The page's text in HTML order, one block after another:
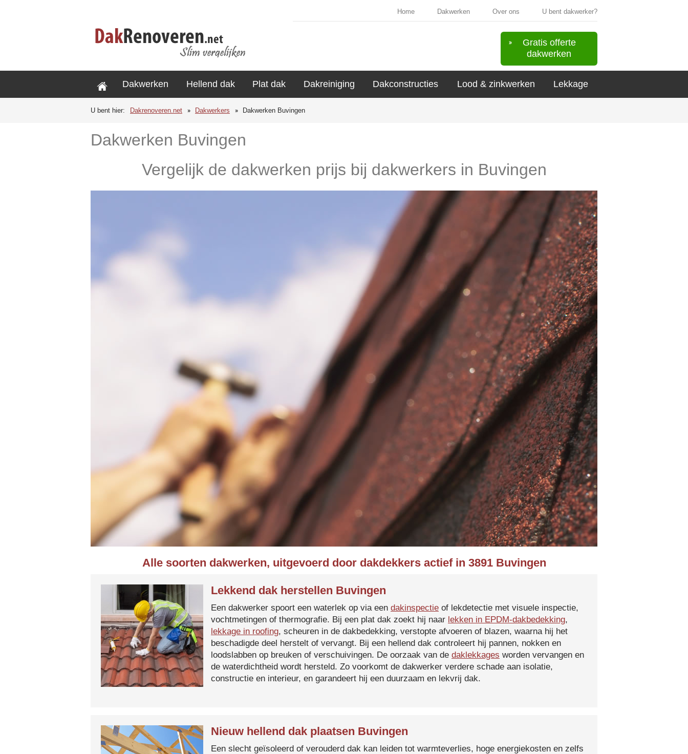
Home Dakwerken Over ons U bent dakwerker?
Gratis offerte
dakwerken
Dakwerken Hellend dak Plat dak Dakreiniging Dakconstructies Lood & zinkwerken Lekkage
U bent hier: Dakrenoveren.net Dakwerkers Dakwerken Buvingen
Dakwerken Buvingen
Vergelijk de dakwerken prijs bij dakwerkers in Buvingen
Alle soorten dakwerken, uitgevoerd door dakdekkers actief in 3891 Buvingen
Lekkend dak herstellen Buvingen
Een dakwerker spoort een waterlek op via een dakinspectie of lekdetectie met visuele inspectie,
vochtmetingen of thermografie. Bij een plat dak zoekt hij naar lekken in EPDM-dakbedekking,
lekkage in roofing, scheuren in de dakbedekking, verstopte afvoeren of blazen, waarna hij het
beschadigde deel herstelt of vervangt. Bij een hellend dak controleert hij pannen, nokken en
loodslabben op breuken of verschuivingen. De oorzaak van de daklekkages worden vervangen en
de waterdichtheid wordt hersteld. Zo voorkomt de dakwerker verdere schade aan isolatie,
constructie en interieur, en garandeert hij een duurzaam en lekvrij dak.
Nieuw hellend dak plaatsen Buvingen
Een slecht geïsoleerd of verouderd dak kan leiden tot warmteverlies, hoge energiekosten en zelfs